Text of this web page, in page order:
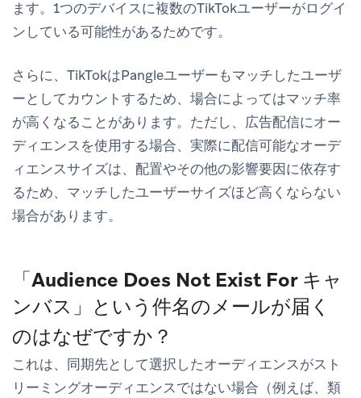
ます。1つのデバイスに複数のTikTokユーザーがログイ
ンしている可能性があるためです。
さらに、TikTokはPangleユーザーもマッチしたユーザ
ーとしてカウントするため、場合によってはマッチ率
が高くなることがあります。ただし、広告配信にオー
ディエンスを使用する場合、実際に配信可能なオーデ
ィエンスサイズは、配置やその他の影響要因に依存す
るため、マッチしたユーザーサイズほど高くならない
場合があります。
「Audience Does Not Exist For キャ
ンバス」という件名のメールが届く
のはなぜですか？
これは、同期先として選択したオーディエンスがスト
リーミングオーディエンスではない場合（例えば、類